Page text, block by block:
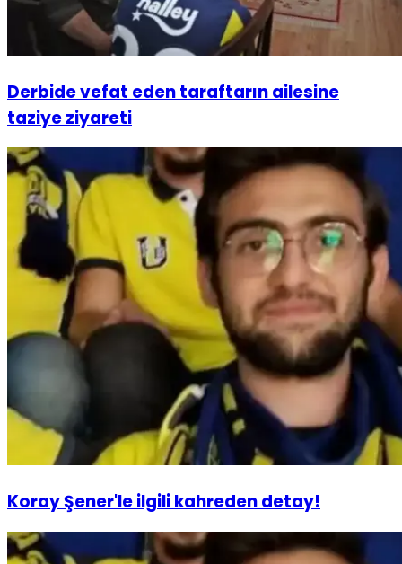
Derbide vefat eden taraftarın ailesine
taziye ziyareti
Koray Şener'le ilgili kahreden detay!